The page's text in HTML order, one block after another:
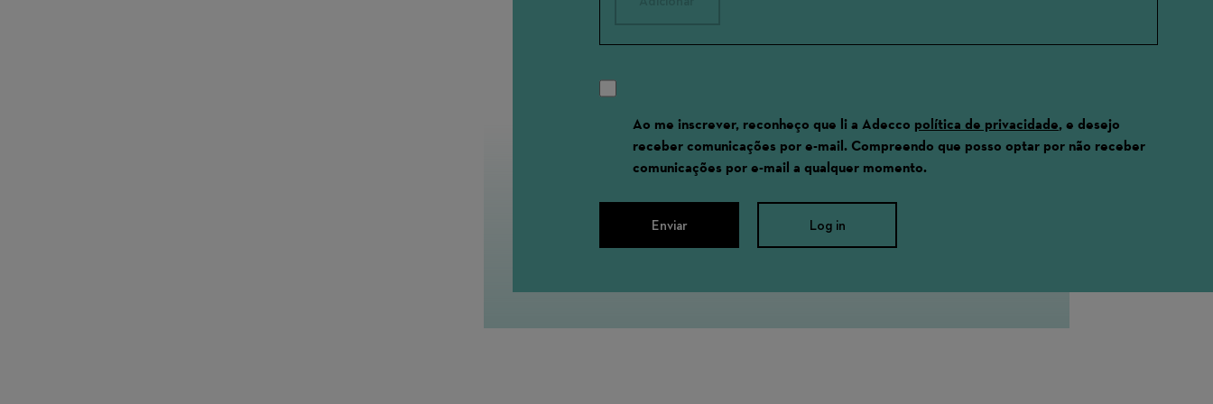
Ao me inscrever, reconheço que li a Adecco política de privacidade, e desejo
receber comunicações por e-mail. Compreendo que posso optar por não receber
comunicações por e-mail a qualquer momento.
Enviar Log in